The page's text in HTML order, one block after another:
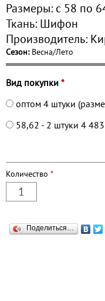
Размеры: с 58 по
Ткань: Шифон
Производитель:
Сезон: Весна/Лето
Вид покупки *
оптом 4 штуки
58,62 - 2 штуки 4
Количество *
Поделиться…